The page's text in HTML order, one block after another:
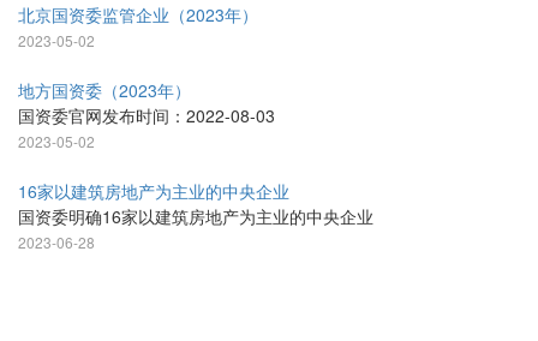
北京国资委监管企业（2023年）
2023-05-02
地方国资委（2023年）
国资委官网发布时间：2022-08-03
2023-05-02
16家以建筑房地产为主业的中央企业
国资委明确16家以建筑房地产为主业的中央企业
2023-06-28